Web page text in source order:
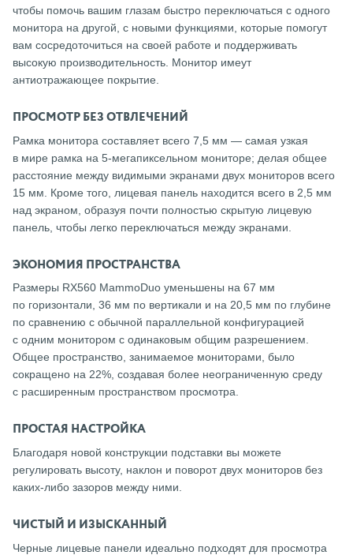
чтобы помочь вашим глазам быстро переключаться с одного
монитора на другой, с новыми функциями, которые помогут
вам сосредоточиться на своей работе и поддерживать
высокую производительность. Монитор имеут
антиотражающее покрытие.
ПРОСМОТР БЕЗ ОТВЛЕЧЕНИЙ
Рамка монитора составляет всего 7,5 мм — самая узкая
в мире рамка на 5-мегапиксельном мониторе; делая общее
расстояние между видимыми экранами двух мониторов всего
15 мм. Кроме того, лицевая панель находится всего в 2,5 мм
над экраном, образуя почти полностью скрытую лицевую
панель, чтобы легко переключаться между экранами.
ЭКОНОМИЯ ПРОСТРАНСТВА
Размеры RX560 MammoDuo уменьшены на 67 мм
по горизонтали, 36 мм по вертикали и на 20,5 мм по глубине
по сравнению с обычной параллельной конфигурацией
с одним монитором с одинаковым общим разрешением.
Общее пространство, занимаемое мониторами, было
сокращено на 22%, создавая более неограниченную среду
с расширенным пространством просмотра.
ПРОСТАЯ НАСТРОЙКА
Благодаря новой конструкции подставки вы можете
регулировать высоту, наклон и поворот двух мониторов без
каких-либо зазоров между ними.
ЧИСТЫЙ И ИЗЫСКАННЫЙ
Черные лицевые панели идеально подходят для просмотра